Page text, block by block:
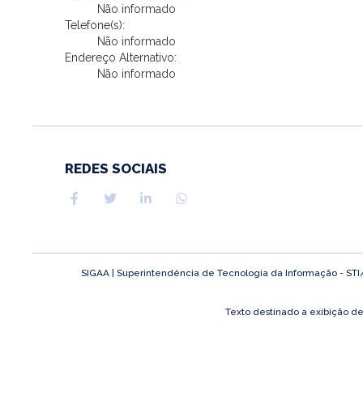
Não informado
Telefone(s):
Não informado
Endereço Alternativo:
Não informado
REDES SOCIAIS
SIGAA | Superintendência de Tecnologia da Informação -
Texto destinado a exibição